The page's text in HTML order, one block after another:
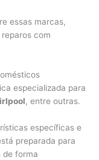
essas marcas,
com
especializada para
, entre outras.
específicas e
preparada para
de forma